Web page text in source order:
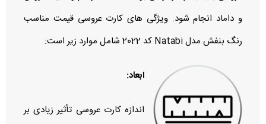
و داماد انجام شود. ویژگی های کارت عروسی قیمت مناسب
رنگ بنفش مدل Natabi کد 2022 شامل موارد زیر است:
ابعاد:
اندازه کارت عروسی تأثیر زیادی بر